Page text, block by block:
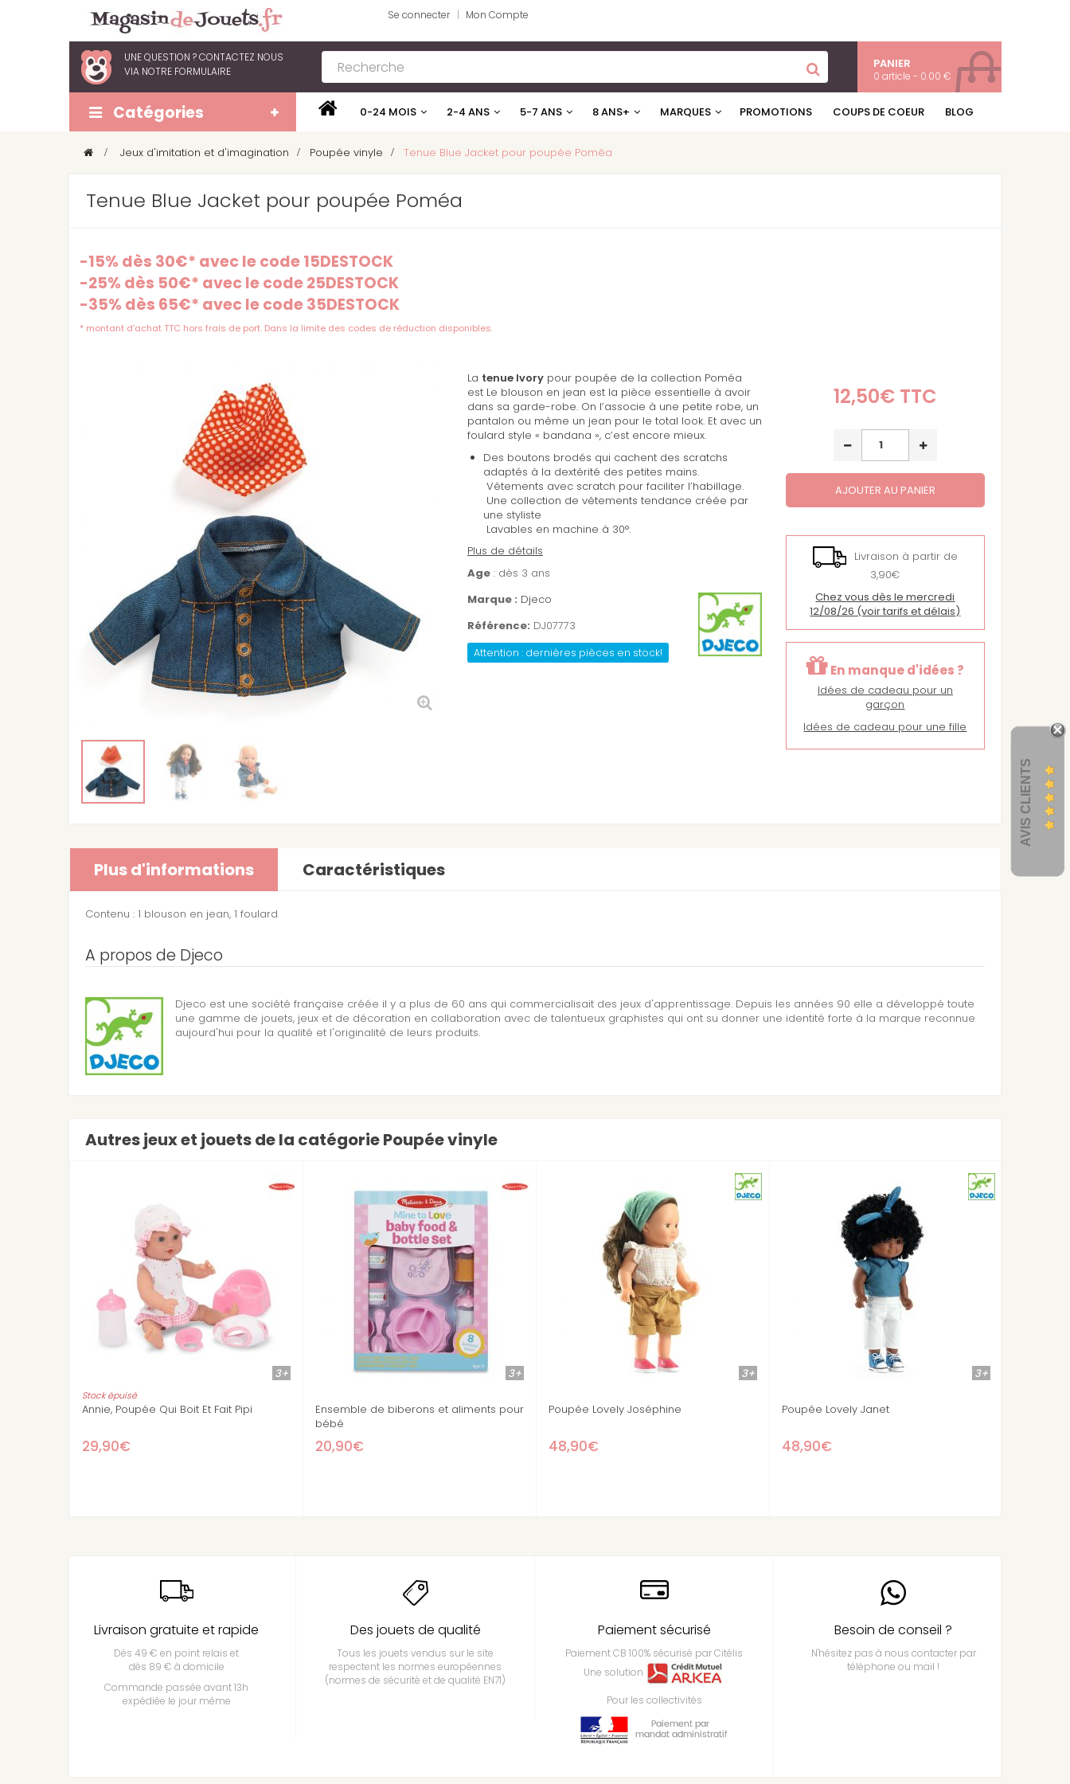
Se connecter Mon Compte
UNE QUESTION ?CONTACTEZ NOUS
VIA NOTRE FORMULAIRE
PANIER
0 article - 0.00 €
Catégories 0-24 MOIS 2-4 ANS 5-7 ANS 8 ANS+ MARQUES PROMOTIONS COUPS DE COEUR BLOG
> Jeux d'imitation et d'imagination > Poupée vinyle > Tenue Blue Jacket pour poupée Poméa
Tenue Blue Jacket pour poupée Poméa
-15% dès 30€* avec le code 15DESTOCK
-25% dès 50€* avec le code 25DESTOCK
-35% dès 65€* avec le code 35DESTOCK
* montant d'achat TTC hors frais de port. Dans la limite des codes de réduction disponibles.
La tenue Ivory pour poupée de la collection Poméa
est Le blouson en jean est la pièce essentielle à avoir
dans sa garde-robe. On l’associe à une petite robe, un
pantalon ou même un jean pour le total look. Et avec un
foulard style « bandana », c’est encore mieux.
Des boutons brodés qui cachent des scratchs
adaptés à la dextérité des petites mains.
Vêtements avec scratch pour faciliter l’habillage.
Une collection de vêtements tendance créée par
une styliste
Lavables en machine à 30°.
Plus de détails
Age : dès 3 ans
Marque : Djeco
Référence: DJ07773
Attention : dernières pièces en stock!
12,50€TTC
AJOUTER AU PANIER
Livraison à partir de
3,90€
Chez vous dès le mercredi
12/08/26 (voir tarifs et délais)
En manque d'idées ?
Idées de cadeau pour un
garçon
Idées de cadeau pour une fille
Plus d'informations Caractéristiques
Contenu : 1 blouson en jean, 1 foulard
A propos de Djeco
Djeco est une société française créée il y a plus de 60 ans qui commercialisait des jeux d'apprentissage. Depuis les années 90 elle a développé toute
une gamme de jouets, jeux et de décoration en collaboration avec de talentueux graphistes qui ont su donner une identité forte à la marque reconnue
aujourd'hui pour la qualité et l'originalité de leurs produits.
Autres jeux et jouets de la catégorie Poupée vinyle
Qui Boit Et Fait Pipi
3+
Ensemble de biberons et aliments pour
Poupée Lovely Joséphine Poupée Lovely Janet Tenue Ivory pour poupée Poméa
Livraison gratuite et rapide
Dès 49 € en point relais et
dès 89 € à domicile
Commande passée avant 13h
expédiée le jour même
Des jouets de qualité
Tous les jouets vendus sur le site
respectent les normes européennes
(normes de sécurité et de qualité EN71)
Paiement sécurisé
Paiement CB 100% sécurisé par Citélis
Une solution
Pour les collectivités
Besoin de conseil ?
N'hésitez pas à nous contacter par
téléphone ou mail !
AVIS CLIENTS